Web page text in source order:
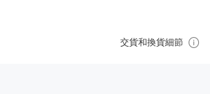
交貨和換貨細節